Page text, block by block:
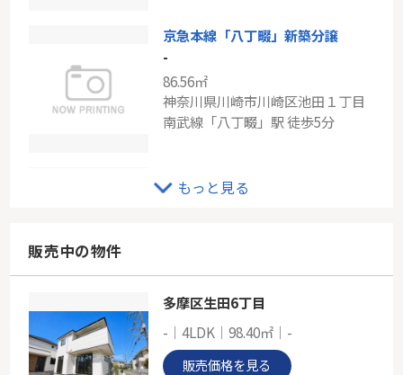
京急本線「八丁畷」新築分譲
-
86.56㎡
神奈川県川崎市川崎区池田１丁目
南武線「八丁畷」駅 徒歩5分
コスモ川崎スクエア
-
-
117.85㎡
もっと見る
販売中の物件
多摩区生田6丁目
-｜4LDK｜98.40㎡｜-
販売価格を見る